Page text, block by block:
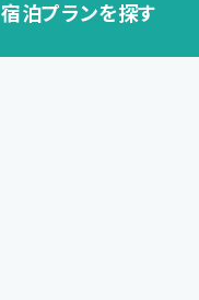
宿泊プランを探す